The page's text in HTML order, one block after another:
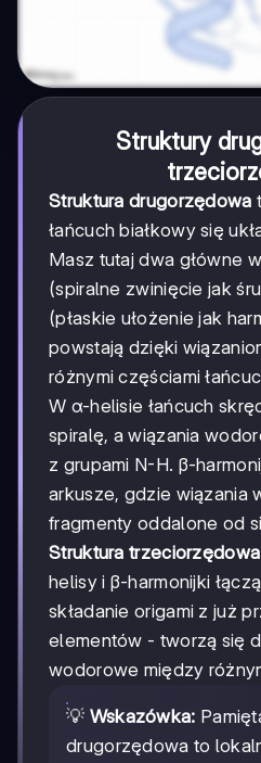
Struktury
Struktura drugorzędowa
łańcuch białkowy się
Masz tutaj dwa główne
(spiralne zwinięcie jak
(płaskie ułożenie jak
powstają dzięki
różnymi częściami
W α-helisie łańcuch
spiralę, a wiązania
z grupami N-H. β-
arkusze, gdzie wiązania
fragmenty oddalone od
Struktura trzeciorzędowa
helisy i β-harmonijki
składanie origami z już
elementów - tworzą się
wodorowe między
💡 Wskazówka:
drugorzędowa to